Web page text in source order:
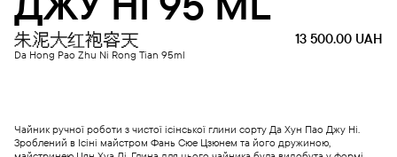
13 500.00 UAH
朱泥大红袍容天
Da Hong Pao Zhu Ni Rong Tian 95ml
Чайник ручної роботи з чистої ісінської глини сорту Да Хун Пао Джу Ні.
Зроблений в Ісіні майстром Фань Сюе Цзюнем та його дружиною,